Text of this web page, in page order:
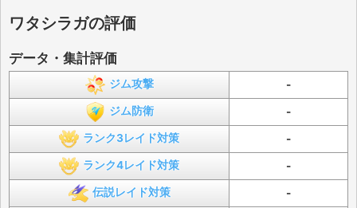
ワタシラガの評価
データ・集計評価
ジム攻撃 -
ジム防衛 -
ランク3レイド対策 -
ランク4レイド対策 -
伝説レイド対策 -